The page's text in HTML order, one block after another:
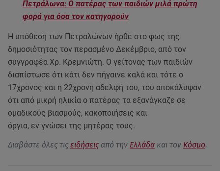
Πετράλωνα: Ο πατέρας των παιδιών μιλά πρώτη
φορά για όσα τον κατηγορούν
H υπόθεση των Πετραλώνων ήρθε στο φως της
δημοσιότητας τον περασμένο Δεκέμβριο, από τον
συγγραφέα Χρ. Κρεμνιώτη. Ο γείτονας των παιδιών
διαπίστωσε ότι κάτι δεν πήγαινε καλά και τότε ο
17χρονος και η 22χρονη αδελφή του, τού αποκάλυψαν
ότι από μικρή ηλικία ο πατέρας τα εξανάγκαζε σε
ομαδικούς βιασμούς, κακοποιήσεις και
όργια, εν γνώσει της μητέρας τους.
Διαβάστε όλες τις ειδήσεις από την Ελλάδα και τον Κόσμο.